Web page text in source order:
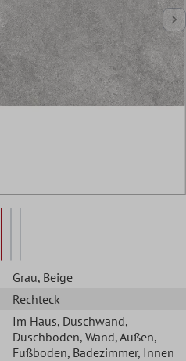
Grau, Beige
Rechteck
Im Haus, Duschwand,
Duschboden, Wand, Außen,
Fußboden, Badezimmer, Innen